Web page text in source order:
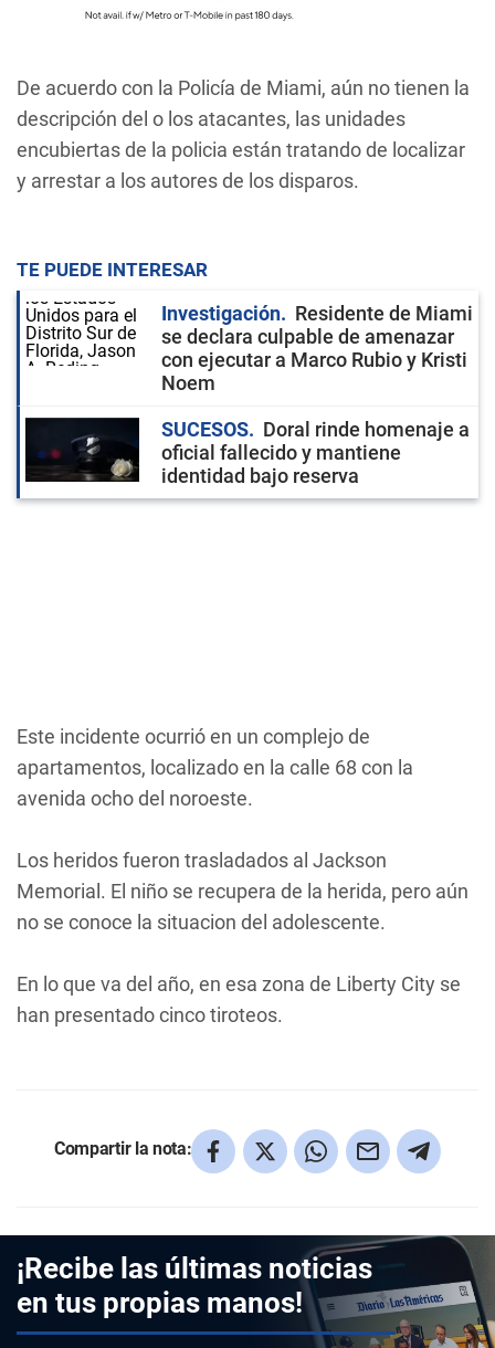
De acuerdo con la Policía de Miami, aún no tienen la
descripción del o los atacantes, las unidades
encubiertas de la policia están tratando de localizar
y arrestar a los autores de los disparos.
TE PUEDE INTERESAR
Investigación
Residente de Miami
se declara culpable de amenazar
con ejecutar a Marco Rubio y Kristi
Noem
SUCESOS
Doral rinde homenaje a
oficial fallecido y mantiene
identidad bajo reserva
Este incidente ocurrió en un complejo de
apartamentos, localizado en la calle 68 con la
avenida ocho del noroeste.
Los heridos fueron trasladados al Jackson
Memorial. El niño se recupera de la herida, pero aún
no se conoce la situacion del adolescente.
En lo que va del año, en esa zona de Liberty City se
han presentado cinco tiroteos.
Compartir la nota:
¡Recibe las últimas noticias
en tus propias manos!